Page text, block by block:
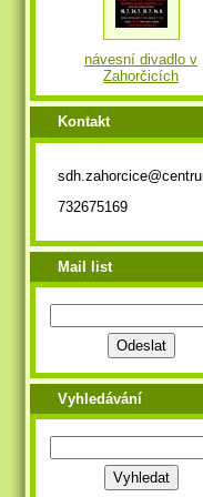
návesní divadlo v
Zahorčicích
Kontakt
732675169
Mail list
Vyhledávání